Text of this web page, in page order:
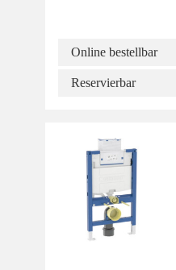
Online bestellbar
Reservierbar